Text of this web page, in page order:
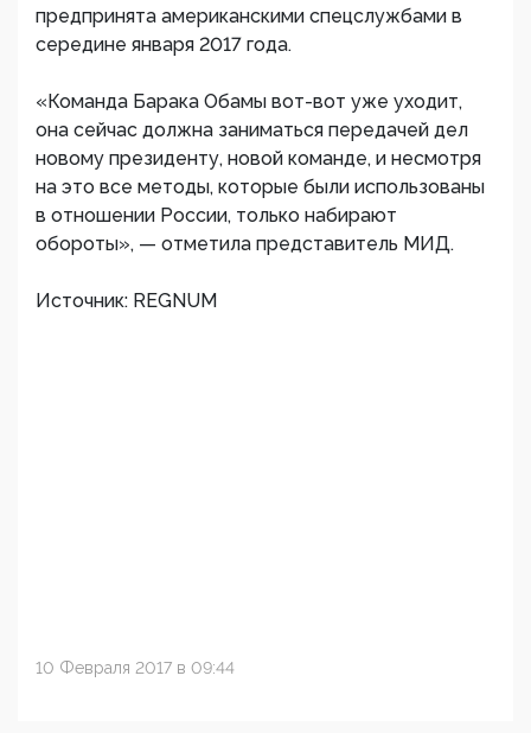
предпринята американскими спецслужбами в
середине января 2017 года.
«Команда Барака Обамы вот-вот уже уходит,
она сейчас должна заниматься передачей дел
новому президенту, новой команде, и несмотря
на это все методы, которые были использованы
в отношении России, только набирают
обороты», — отметила представитель МИД.
Источник: REGNUM
10 Февраля 2017 в 09:44